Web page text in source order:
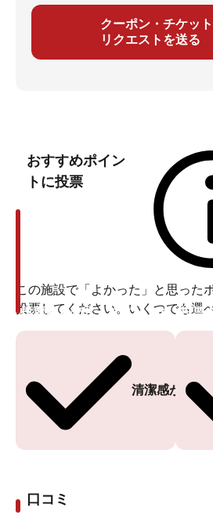
クーポン・チケッ
リクエストを送る
おすすめポイン
トに投票
この施設で「よかった」と思った
投票してください。いくつでも選
清潔感がある
投票ありがとうございます 投票
口コミ